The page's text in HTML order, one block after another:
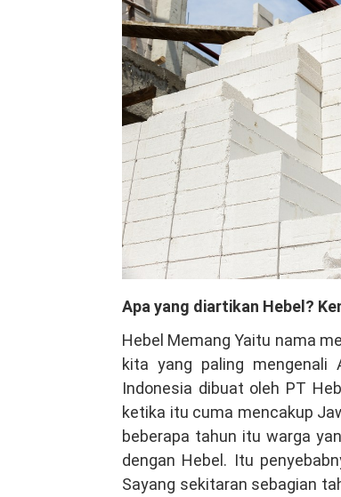
Apa yang diartikan Hebel?
Hebel Memang Yaitu nama
kita yang paling mengenali
Indonesia dibuat oleh PT
ketika itu cuma mencakup
beberapa tahun itu warga
dengan Hebel. Itu
Sayang sekitaran sebagian